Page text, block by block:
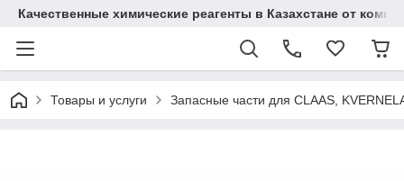
Качественные химические реагенты в Казахстане от
Товары и услуги Запасные части для CLAAS,